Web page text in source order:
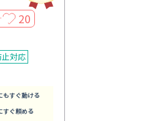
20
対応
もすぐ動ける
すぐ頼める